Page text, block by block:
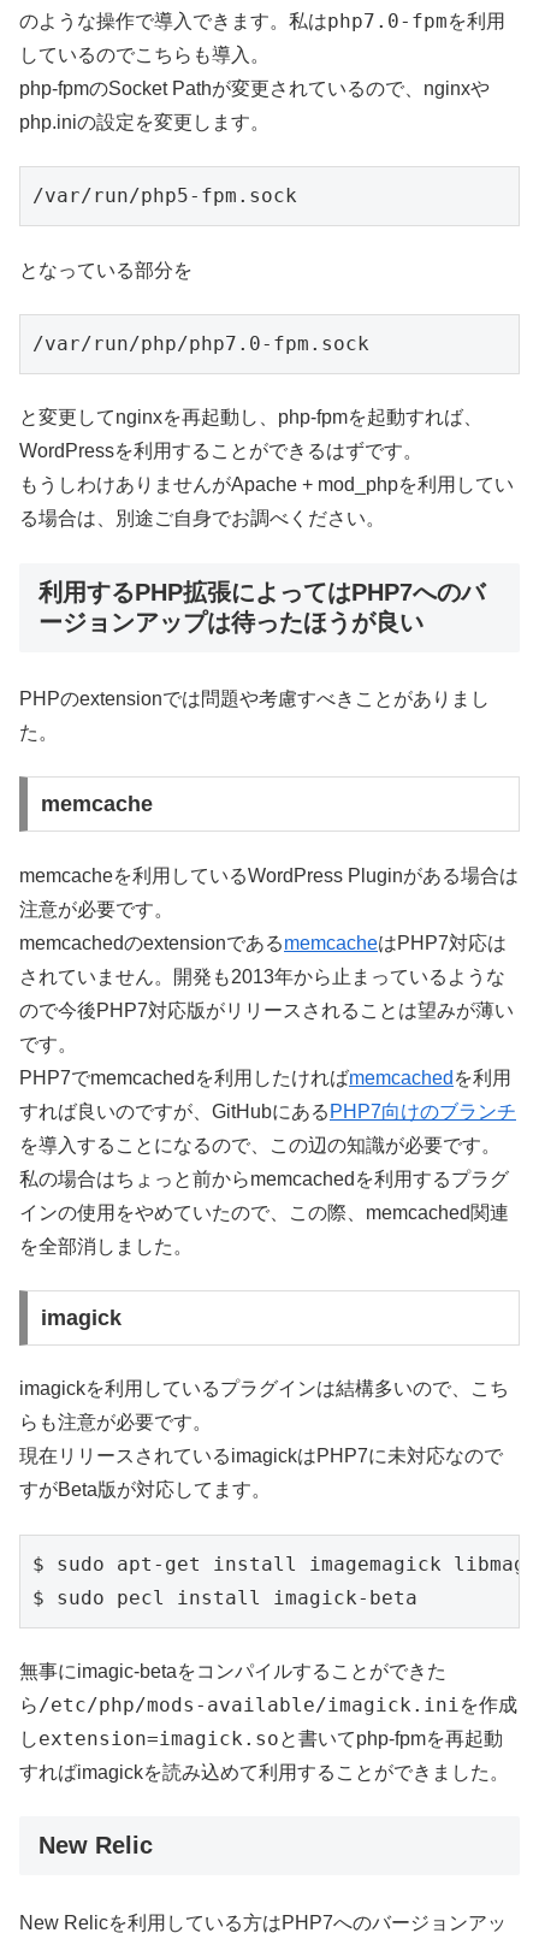
のような操作で導入できます。私はphp7.0-fpmを利用
しているのでこちらも導入。
php-fpmのSocket Pathが変更されているので、nginxや
php.iniの設定を変更します。
となっている部分を
と変更してnginxを再起動し、php-fpmを起動すれば、
WordPressを利用することができるはずです。
もうしわけありませんがApache + mod_phpを利用してい
る場合は、別途ご自身でお調べください。
利用するPHP拡張によってはPHP7へのバ
ージョンアップは待ったほうが良い
PHPのextensionでは問題や考慮すべきことがありまし
た。
memcache
memcacheを利用しているWordPress Pluginがある場合は
注意が必要です。
memcachedのextensionであるmemcacheはPHP7対応は
されていません。開発も2013年から止まっているような
ので今後PHP7対応版がリリースされることは望みが薄い
です。
PHP7でmemcachedを利用したければmemcached を利用
すれば良いのですが、GitHubにある PHP7向けのブランチ
を導入することになるので、この辺の知識が必要です。
私の場合はちょっと前からmemcachedを利用するプラグ
インの使用をやめていたので、この際、memcached関連
を全部消しました。
imagick
imagickを利用しているプラグインは結構多いので、こち
らも注意が必要です。
現在リリースされているimagickはPHP7に未対応なので
すがBeta版が対応してます。
$ sudo apt-get install imagemagick
無事にimagic-betaをコンパイルすることができた
ら/etc/php/mods-available/imagick.iniを作成
しextension=imagick.soと書いてphp-fpmを再起動
すればimagickを読み込めて利用することができました。
New Relic
New Relicを利用している方はPHP7へのバージョンアッ